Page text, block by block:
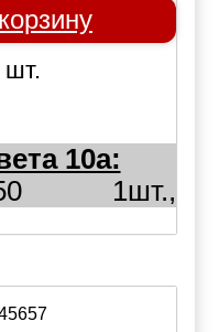
шт.
10а:
1шт.,